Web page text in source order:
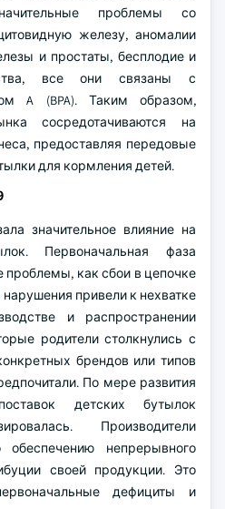
проблемы со
железу, аномалии
и простаты, бесплодие и
все они связаны с
A (BPA). Таким образом,
сосредотачиваются на
предоставляя передовые
для кормления детей.
значительное влияние на
Первоначальная фаза
проблемы, как сбои в цепочке
привели к нехватке
и распространении
родители столкнулись с
брендов или типов
По мере развития
детских бутылок
Производители
непрерывного
своей продукции. Это
дефициты и